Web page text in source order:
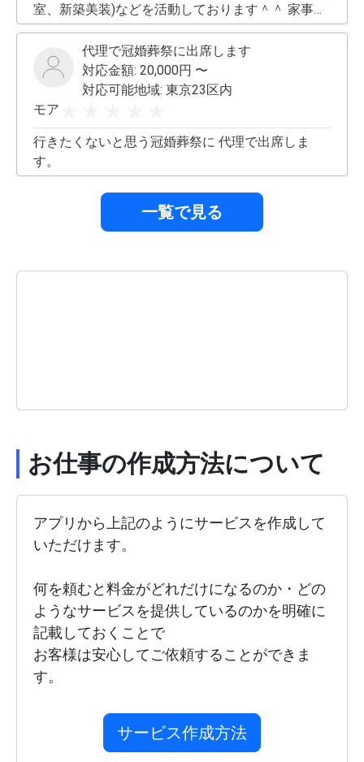
室、新築美装)などを活動しております＾＾ 家事代
行などもお任せ下さい！ 代行とは一味違う、クオ
リティやアフターフォロー、隅々まで清潔に致し
ます。 よろしくお願い致します＾＾
代理で冠婚葬祭に出席します
対応金額: 20,000円 〜
対応可能地域: 東京23区内
モア
行きたくないと思う冠婚葬祭に 代理で出席しま
す。
一覧で見る
お仕事の作成方法について
アプリから上記のようにサービスを作成して
いただけます。
何を頼むと料金がどれだけになるのか・どの
ようなサービスを提供しているのかを明確に
記載しておくことで
お客様は安心してご依頼することができま
す。
サービス作成方法